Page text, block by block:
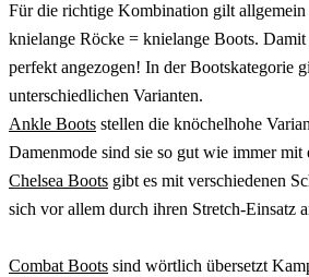
Für die richtige Kombination gilt allgemein
knielange Röcke = knielange Boots.
perfekt angezogen! In der Bootskategorie
unterschiedlichen Varianten.
Ankle Boots stellen die knöchelhohe
Damenmode sind sie so gut wie immer mit
Chelsea Boots gibt es mit verschiedenen
sich vor allem durch ihren Stretch-Einsatz
Combat Boots sind wörtlich übersetzt